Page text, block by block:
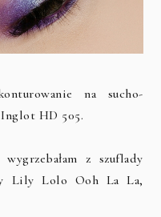
na sucho-
HD 505.
z szuflady
Lily Lolo Ooh La La,